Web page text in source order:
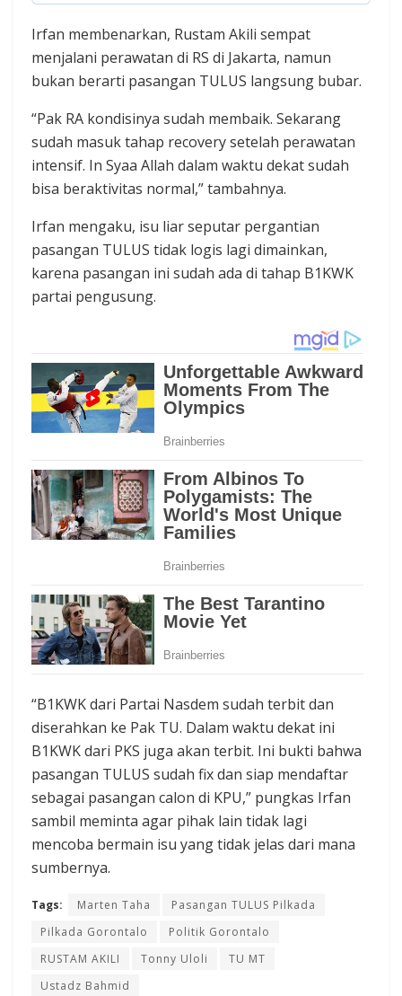
Irfan membenarkan, Rustam Akili sempat
menjalani perawatan di RS di Jakarta, namun
bukan berarti pasangan TULUS langsung bubar.
“Pak RA kondisinya sudah membaik. Sekarang
sudah masuk tahap recovery setelah perawatan
intensif. In Syaa Allah dalam waktu dekat sudah
bisa beraktivitas normal,” tambahnya.
Irfan mengaku, isu liar seputar pergantian
pasangan TULUS tidak logis lagi dimainkan,
karena pasangan ini sudah ada di tahap B1KWK
partai pengusung.
“B1KWK dari Partai Nasdem sudah terbit dan
diserahkan ke Pak TU. Dalam waktu dekat ini
B1KWK dari PKS juga akan terbit. Ini bukti bahwa
pasangan TULUS sudah fix dan siap mendaftar
sebagai pasangan calon di KPU,” pungkas Irfan
sambil meminta agar pihak lain tidak lagi
mencoba bermain isu yang tidak jelas dari mana
sumbernya.
Tags: Marten Taha
Pasangan TULUS Pilkada
Pilkada Gorontalo
Politik Gorontalo
RUSTAM AKILI
Tonny Uloli
TU MT
Ustadz Bahmid